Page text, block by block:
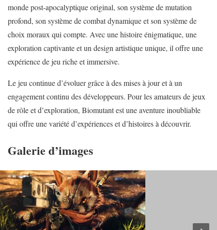
monde post-apocalyptique original, son système de mutation
profond, son système de combat dynamique et son système de
choix moraux qui compte. Avec une histoire énigmatique, une
exploration captivante et un design artistique unique, il offre une
expérience de jeu riche et immersive.
Le jeu continue d’évoluer grâce à des mises à jour et à un
engagement continu des développeurs. Pour les amateurs de jeux
de rôle et d’exploration, Biomutant est une aventure inoubliable
qui offre une variété d’expériences et d’histoires à découvrir.
Galerie d’images